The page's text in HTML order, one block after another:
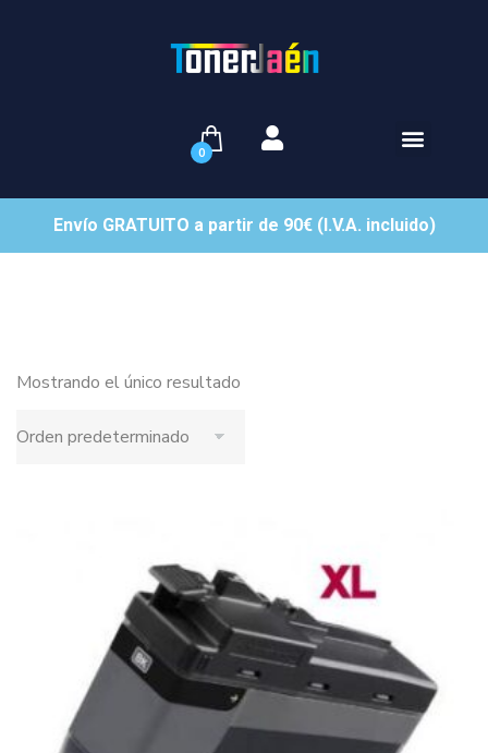
0
Envío GRATUITO a partir de 90€ (I.V.A. incluido)
Mostrando el único resultado